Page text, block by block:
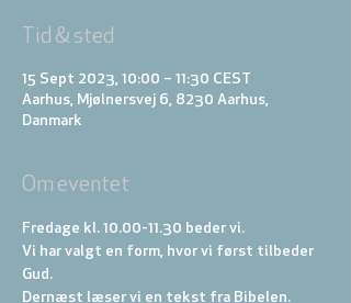
Tid & sted
15 Sept 2023, 10:00 – 11:30 CEST
Aarhus, Mjølnersvej 6, 8230 Aarhus,
Danmark
Om eventet
Fredage kl. 10.00-11.30 beder vi.
Vi har valgt en form, hvor vi først tilbeder
Gud.
Dernæst læser vi en tekst fra Bibelen.